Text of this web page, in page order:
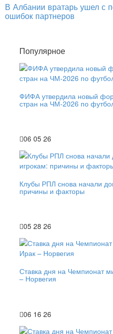
В Албании вратарь ушел с
ошибок партнеров
Популярное
ФИФА утвердила новый
стран на ЧМ-2026 по
06 05 26
Клубы РПЛ снова начали
причины и факторы
05 28 26
Ставка дня на Чемпионат
– Норвегия
06 16 26